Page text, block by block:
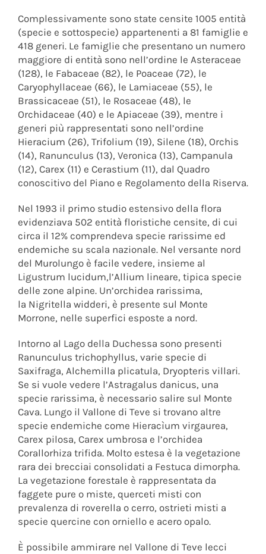
Complessivamente sono state censite 1005 entità
(specie e sottospecie) appartenenti a 81 famiglie e
418 generi. Le famiglie che presentano un numero
maggiore di entità sono nell’ordine le Asteraceae
(128), le Fabaceae (82), le Poaceae (72), le
Caryophyllaceae (66), le Lamiaceae (55), le
Brassicaceae (51), le Rosaceae (48), le
Orchidaceae (40) e le Apiaceae (39), mentre i
generi più rappresentati sono nell’ordine
Hieracium (26), Trifolium (19), Silene (18), Orchis
(14), Ranunculus (13), Veronica (13), Campanula
(12), Carex (11) e Cerastium (11), dal Quadro
conoscitivo del Piano e Regolamento della Riserva.
Nel 1993 il primo studio estensivo della flora
evidenziava 502 entità floristiche censite, di cui
circa il 12% comprendeva specie rarissime ed
endemiche su scala nazionale. Nel versante nord
del Murolungo è facile vedere, insieme al
Ligustrum lucidum,l’Allium lineare, tipica specie
delle zone alpine. Un’orchidea rarissima,
la Nigritella widderi, è presente sul Monte
Morrone, nelle superfici esposte a nord.
Intorno al Lago della Duchessa sono presenti
Ranunculus trichophyllus, varie specie di
Saxifraga, Alchemilla plicatula, Dryopteris villari.
Se si vuole vedere l’Astragalus danicus, una
specie rarissima, è necessario salire sul Monte
Cava. Lungo il Vallone di Teve si trovano altre
specie endemiche come Hieracìum virgaurea,
Carex pilosa, Carex umbrosa e l’orchidea
Corallorhiza trifida. Molto estesa è la vegetazione
rara dei brecciai consolidati a Festuca dimorpha.
La vegetazione forestale è rappresentata da
faggete pure o miste, querceti misti con
prevalenza di roverella o cerro, ostrieti misti a
specie quercine con orniello e acero opalo.
È possibile ammirare nel Vallone di Teve lecci